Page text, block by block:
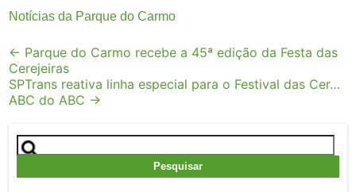
Notícias da Parque do Carmo
Post
navigation
← Parque do Carmo recebe a 45ª edição da Festa das
Cerejeiras
SPTrans reativa linha especial para o Festival das Cer…
ABC do ABC →
Pesquisar
por: